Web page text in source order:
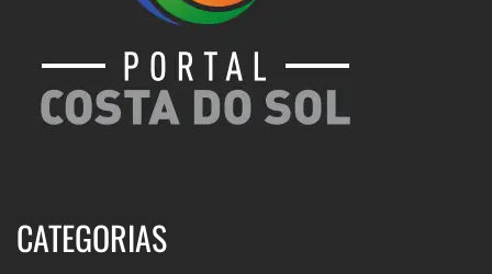
CATEGORIAS